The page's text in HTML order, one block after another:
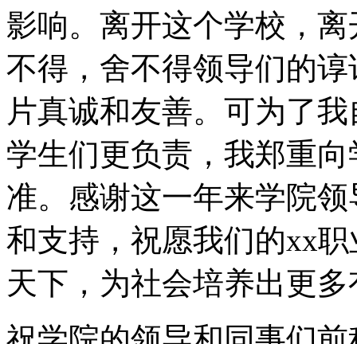
影响。离开这个学校，
不得，舍不得领导们的
片真诚和友善。可为了
学生们更负责，我郑重
准。感谢这一年来学院
和支持，祝愿我们的xx
天下，为社会培养出更